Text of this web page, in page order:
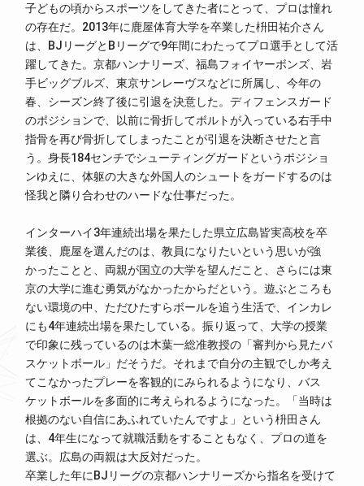
子どもの頃からスポーツをしてきた者にとって、プロは憧れ
の存在だ。2013年に鹿屋体育大学を卒業した枡田祐介さん
は、BJリーグとBリーグで9年間にわたってプロ選手として活
躍してきた。京都ハンナリーズ、福島フォイヤーボンズ、岩
手ビッグブルズ、東京サンレーヴスなどに所属し、今年の
春、シーズン終了後に引退を決意した。ディフェンスガード
のポジションで、以前に骨折してボルトが入っている右手中
指骨を再び骨折してしまったことが引退を決断させたと言
う。身長184センチでシューティングガードというポジショ
ンゆえに、体躯の大きな外国人のシュートをガードするのは
怪我と隣り合わせのハードな仕事だった。
インターハイ3年連続出場を果たした県立広島皆実高校を卒
業後、鹿屋を選んだのは、教員になりたいという思いが強
かったことと、両親が国立の大学を望んだこと、さらには東
京の大学に進む勇気がなかったからだという。遊ぶところも
ない環境の中、ただひたすらボールを追う生活で、インカレ
にも4年連続出場を果たしている。振り返って、大学の授業
で印象に残っているのは木葉一総准教授の「審判から見たバ
スケットボール」だそうだ。それまで自分の主観でしか考え
てこなかったプレーを客観的にみられるようになり、バス
ケットボールを多面的に考えられるようになった。「当時は
根拠のない自信にあふれていたんですよ」という枡田さん
は、4年生になって就職活動をすることもなく、プロの道を
選ぶ。広島の両親は大反対だった。
卒業した年にBJリーグの京都ハンナリーズから指名を受けて